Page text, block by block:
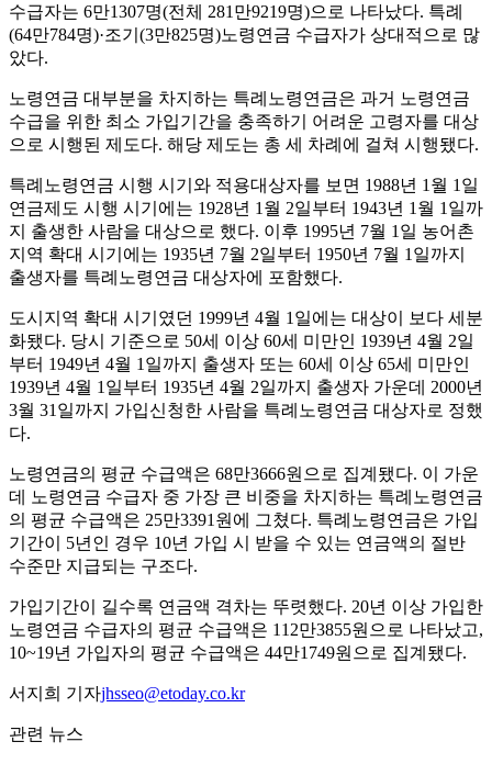
수급자는 6만1307명(전체 281만9219명)으로 나타났다. 특례
(64만784명)·조기(3만825명)노령연금 수급자가 상대적으로 많
았다.
노령연금 대부분을 차지하는 특례노령연금은 과거 노령연금
수급을 위한 최소 가입기간을 충족하기 어려운 고령자를 대상
으로 시행된 제도다. 해당 제도는 총 세 차례에 걸쳐 시행됐다.
특례노령연금 시행 시기와 적용대상자를 보면 1988년 1월 1일
연금제도 시행 시기에는 1928년 1월 2일부터 1943년 1월 1일까
지 출생한 사람을 대상으로 했다. 이후 1995년 7월 1일 농어촌
지역 확대 시기에는 1935년 7월 2일부터 1950년 7월 1일까지
출생자를 특례노령연금 대상자에 포함했다.
도시지역 확대 시기였던 1999년 4월 1일에는 대상이 보다 세분
화됐다. 당시 기준으로 50세 이상 60세 미만인 1939년 4월 2일
부터 1949년 4월 1일까지 출생자 또는 60세 이상 65세 미만인
1939년 4월 1일부터 1935년 4월 2일까지 출생자 가운데 2000년
3월 31일까지 가입신청한 사람을 특례노령연금 대상자로 정했
다.
노령연금의 평균 수급액은 68만3666원으로 집계됐다. 이 가운
데 노령연금 수급자 중 가장 큰 비중을 차지하는 특례노령연금
의 평균 수급액은 25만3391원에 그쳤다. 특례노령연금은 가입
기간이 5년인 경우 10년 가입 시 받을 수 있는 연금액의 절반
수준만 지급되는 구조다.
가입기간이 길수록 연금액 격차는 뚜렷했다. 20년 이상 가입한
노령연금 수급자의 평균 수급액은 112만3855원으로 나타났고,
10~19년 가입자의 평균 수급액은 44만1749원으로 집계됐다.
서지희 기자jhsseo@etoday.co.kr
관련 뉴스